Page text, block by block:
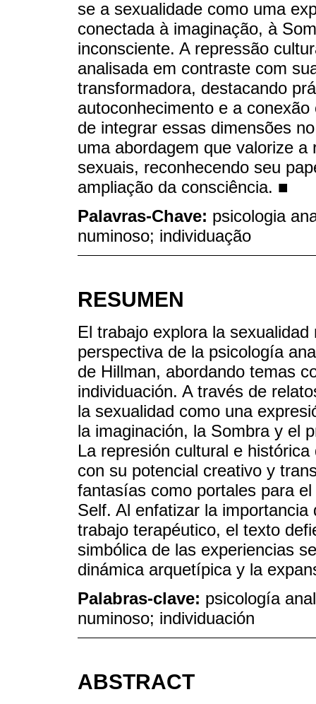
se a sexualidade como uma
conectada à imaginação, à
inconsciente. A repressão
analisada em contraste com
transformadora, destacando
autoconhecimento e a
de integrar essas dimensões
uma abordagem que valorize
sexuais, reconhecendo seu
ampliação da consciência. ■
Palavras-Chave: psicologia
numinoso; individuação
RESUMEN
El trabajo explora la
perspectiva de la psicología
de Hillman, abordando temas
individuación. A través de
la sexualidad como una
la imaginación, la Sombra y el
La represión cultural e
con su potencial creativo y
fantasías como portales para
Self. Al enfatizar la
trabajo terapéutico, el texto
simbólica de las experiencias
dinámica arquetípica y la
Palabras-clave: psicología
numinoso; individuación
ABSTRACT